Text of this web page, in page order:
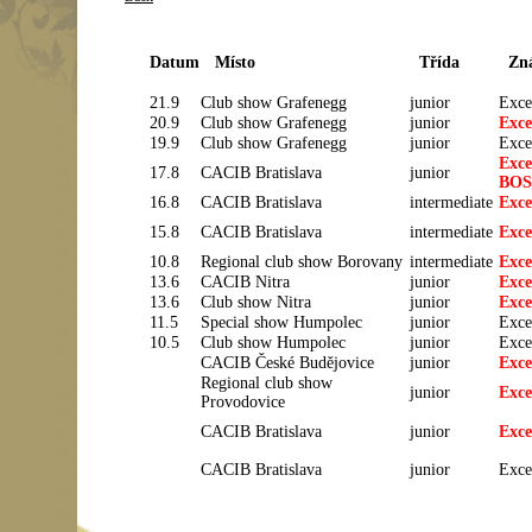
Datum Místo Třída
21.9 Club showGrafenegg junior
20.9
Club showGrafenegg junior
19.9
Club show Grafenegg junior
17.8
CACIB Bratislava junior
BOS
16.8
CACIB Bratislava intermediate
15.8
CACIB Bratislava intermediate
10.8
Regional club show Borovany intermediate
13.6
CACIB Nitra junior
13.6
Club show Nitra junior
11.5
Special show Humpolec junior
10.5
Club show Humpolec junior
CACIB České Budějovice
junior
Regional club show
Provodovice
junior
CACIB Bratislava junior
CACIB Bratislava junior